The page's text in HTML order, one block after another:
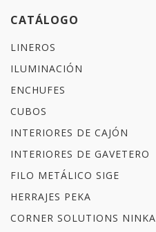
CATÁLOGO
LINEROS
ILUMINACIÓN
ENCHUFES
CUBOS
INTERIORES DE CAJÓN
INTERIORES DE GAVETERO
FILO METÁLICO SIGE
HERRAJES PEKA
CORNER SOLUTIONS NINKA